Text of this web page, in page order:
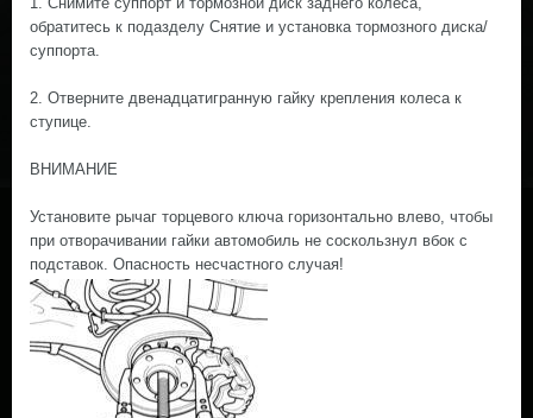
обратитесь к подазделу Снятие и установка тормозного диска/
суппорта.
2. Отверните двенадцатигранную гайку крепления колеса к
ступице.
ВНИМАНИЕ
Установите рычаг торцевого ключа горизонтально влево, чтобы
при отворачивании гайки автомобиль не соскользнул вбок с
подставок. Опасность несчастного случая!